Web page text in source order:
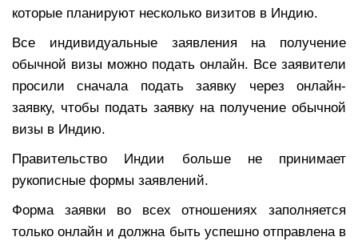
которые планируют несколько визитов в Индию.
Все индивидуальные заявления на получение
обычной визы можно подать онлайн. Все заявители
просили сначала подать заявку через онлайн-
заявку, чтобы подать заявку на получение обычной
визы в Индию.
Правительство Индии больше не принимает
рукописные формы заявлений.
Форма заявки во всех отношениях заполняется
только онлайн и должна быть успешно отправлена ​​в